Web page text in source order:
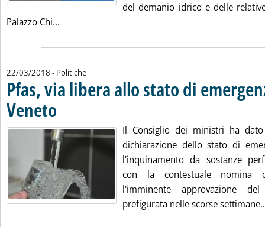
del demanio idrico e delle
Palazzo Chi...
22/03/2018 - Politiche
Pfas, via libera allo stato di
Veneto
Il Consiglio dei ministri ha
dichiarazione dello stato di
l'inquinamento da sostanze
con la contestuale nomina
l'imminente approvazione
prefigurata nelle scorse